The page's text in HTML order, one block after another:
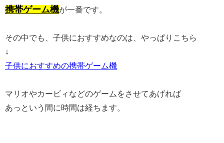
携帯ゲーム機が一番です。
その中でも、子供におすすめなのは、やっぱりこちら
↓
子供におすすめの携帯ゲーム機
マリオやカービィなどのゲームをさせてあげれば
あっという間に時間は経ちます。